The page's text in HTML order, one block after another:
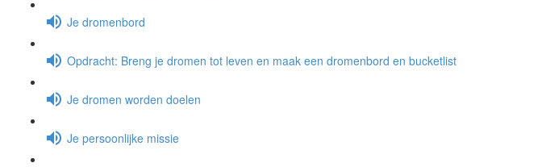
Je dromenbord
Opdracht: Breng je dromen tot leven en maak een dromenbord en bucketlist
Je dromen worden doelen
Je persoonlijke missie